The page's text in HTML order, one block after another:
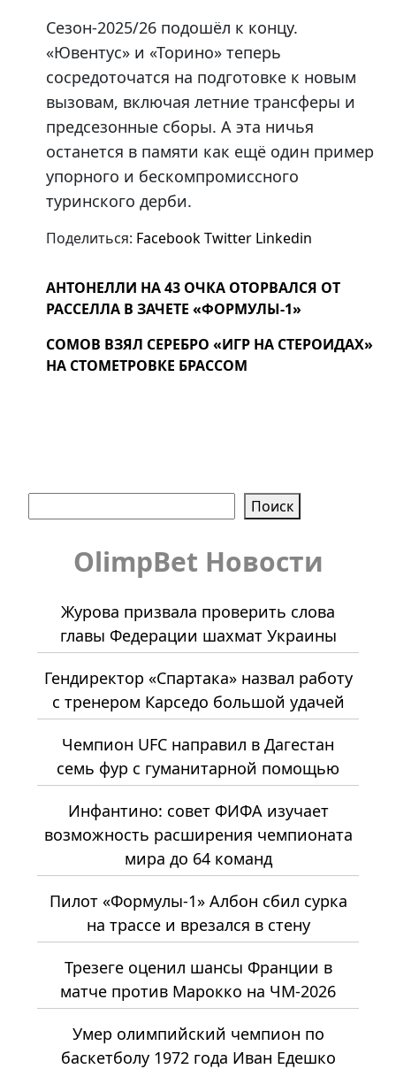
Сезон-2025/26 подошёл к концу.
«Ювентус» и «Торино» теперь
сосредоточатся на подготовке к новым
вызовам, включая летние трансферы и
предсезонные сборы. А эта ничья
останется в памяти как ещё один пример
упорного и бескомпромиссного
туринского дерби.
Поделиться: FacebookTwitter Linkedin
АНТОНЕЛЛИ НА 43 ОЧКА ОТОРВАЛСЯ ОТ
РАССЕЛЛА В ЗАЧЕТЕ «ФОРМУЛЫ-1»
СОМОВ ВЗЯЛ СЕРЕБРО «ИГР НА СТЕРОИДАХ»
НА СТОМЕТРОВКЕ БРАССОМ
Поиск
OlimpBet Новости
Журова призвала проверить слова
главы Федерации шахмат Украины
Гендиректор «Спартака» назвал работу
с тренером Карседо большой удачей
Чемпион UFC направил в Дагестан
семь фур с гуманитарной помощью
Инфантино: совет ФИФА изучает
возможность расширения чемпионата
мира до 64 команд
Пилот «Формулы-1» Албон сбил сурка
на трассе и врезался в стену
Трезеге оценил шансы Франции в
матче против Марокко на ЧМ-2026
Умер олимпийский чемпион по
баскетболу 1972 года Иван Едешко